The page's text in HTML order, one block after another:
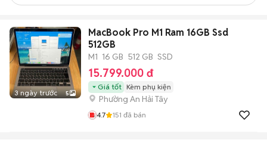
3 ngày trước 5
MacBook Pro M1 Ram 16GB Ssd
512GB
M1 16 GB 512 GB SSD
15.799.000 đ
Giá tốt Kèm phụ kiện
Phường An Hải Tây
4.7 151 đã bán